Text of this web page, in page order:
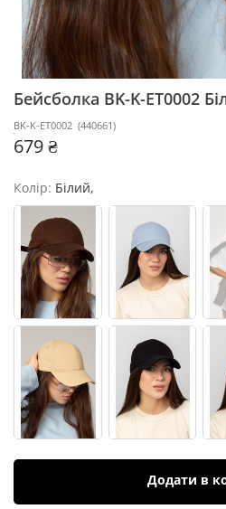
Бейсболка BK-K-ET0002
BK-K-ET0002 (440661)
679 ₴
Колір: Білий,
Додати в